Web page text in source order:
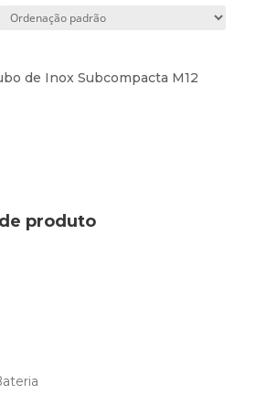
de Inox Subcompacta M12
produto